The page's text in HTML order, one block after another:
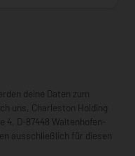
deine Daten zum
uns, Charleston Holding
4 , D-87448 Waltenhofen-
ausschließlich für diesen